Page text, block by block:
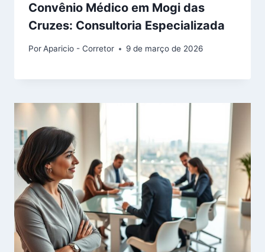
Convênio Médico em Mogi das
Cruzes: Consultoria Especializada
PorAparicio - Corretor 9 de março de 2026